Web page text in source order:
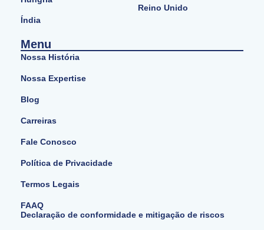
Índia
Reino Unido
Menu
Nossa História
Nossa Expertise
Blog
Carreiras
Fale Conosco
Política de Privacidade
Termos Legais
FAAQ
Declaração de conformidade e mitigação de riscos